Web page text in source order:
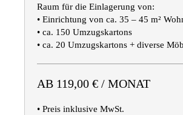
Raum für die Einlagerung von:
• Einrichtung von ca. 35 – 45 m²
• ca. 150 Umzugskartons
• ca. 20 Umzugskartons + diverse
AB 119,00 € / MONAT
• Preis inklusive MwSt.